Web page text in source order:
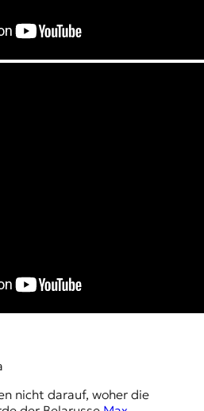
nicht darauf, woher die